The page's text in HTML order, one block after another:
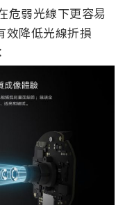
危弱光線下更容易
效降低光線折損